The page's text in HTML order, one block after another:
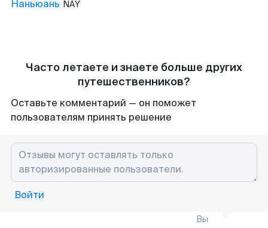
Наньюань NAY
Часто летаете и знаете больше других
путешественников?
Оставьте комментарий — он поможет
пользователям принять решение
Войти
Вы